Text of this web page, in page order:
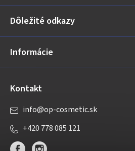
ä
i
Dôležité odkazy
Informácie
Kontakt
info@op-cosmetic.sk
+420 778 085 121